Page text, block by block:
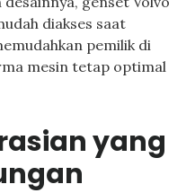
diakses saat
pemilik di
mesin tetap optimal
yang